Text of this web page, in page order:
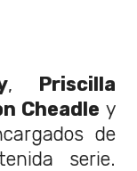
, Priscilla
Cheadle y
de
serie.